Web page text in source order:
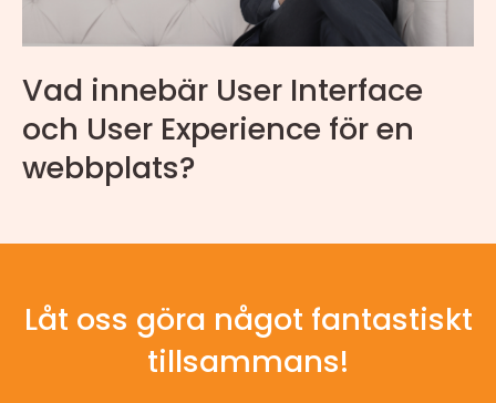
Vad innebär User Interface
och User Experience för en
webbplats?
Låt oss göra något fantastiskt
tillsammans!